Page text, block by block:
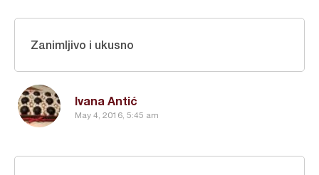
Ivana Antić
May 4, 2016, 5:45 am
Zanimljivo i ukusno